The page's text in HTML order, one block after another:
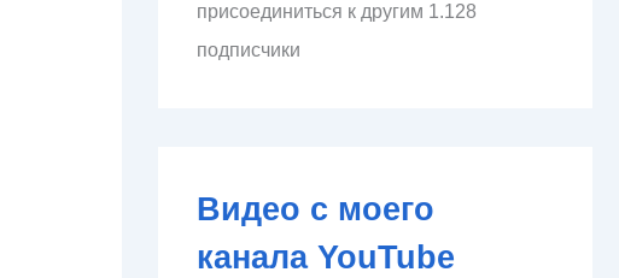
е
т
й
о
присоединиться к другим 1.128
подписчики
Видео с моего
канала YouTube